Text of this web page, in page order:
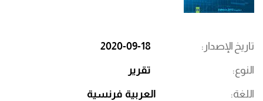
تاريخ الإصدار 2020-09-18
النوع تقرير
اللغة العربية فرنسية